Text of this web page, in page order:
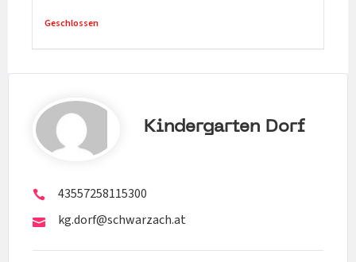
Geschlossen
Kindergarten Dorf
43557258115300
kg.dorf@schwarzach.at